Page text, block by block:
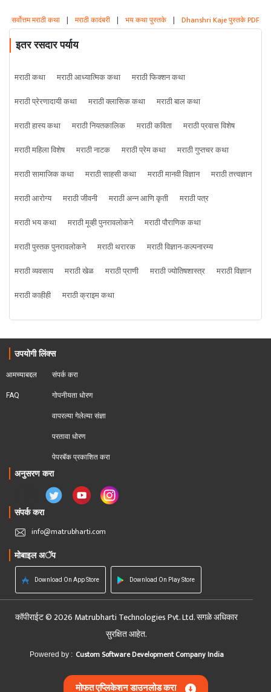
सर्वोत्तम मराठी कथा | मराठी कादंबरी | भय कथा पुस्तके | Dhanshri Kaje पुस्तके PDF
इतर रसदार पर्याय
मराठी कथा मराठी आध्यात्मिक कथा
मराठी फिक्शन कथा
मराठी प्रेरणादायी कथा
मराठी क्लासिक कथा
मराठी बाल कथा
मराठी हास्य कथा
मराठी नियतकालिक मराठी कविता
मराठी प्रवास विशेष
मराठी महिला विशेष
मराठी नाटक मराठी प्रेम कथा
मराठी गुप्तचर कथा
मराठी सामाजिक कथा
मराठी साहसी कथा मराठी मानवी विज्ञान
मराठी तत्त्वज्ञान
मराठी आरोग्य
मराठी जीवनी मराठी अन्न आणि कृती
मराठी पत्र
मराठी भय कथा
मराठी मूव्ही पुनरावलोकने
मराठी पौराणिक कथा
मराठी पुस्तक पुनरावलोकने
मराठी थरारक
मराठी विज्ञान-कल्पनारम्य
मराठी व्यवसाय
मराठी खेळ मराठी प्राणी मराठी ज्योतिषशास्त्र
मराठी विज्ञान
मराठी काहीही
मराठी क्राइम कथा
उपयोगी लिंक्स
आमच्याबद्दल
FAQ
संपर्क करा
गोपनीयता धोरण
वापरल्या गेलेल्या संज्ञा
परतावा धोरण
पेपरबॅक प्रकाशित करा
अनुसरण करा
संपर्क करा
info@matrubharti.com
मोबाइल अॅप
Download On App Store Download On Play Store
कॉपीराईट © 2026 Matrubharti Technologies Pvt. Ltd. सगळे अधिकार
सुरक्षित आहेत.
Powered by : Custom Software Development Company India
मोफत एप्लिकेशन डाउनलोड करा